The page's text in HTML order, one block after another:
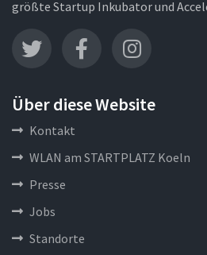
größte Startup Inkubator und
Über diese Website
Kontakt
WLAN am STARTPLATZ Koeln
Presse
Jobs
Standorte